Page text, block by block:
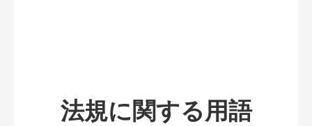
法規に関する用語